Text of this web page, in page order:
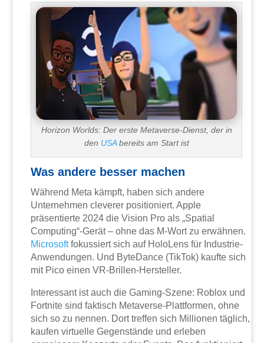
Horizon Worlds: Der erste Metaverse-Dienst, der in
den USAbereits am Start ist
Was andere besser machen
Während Meta kämpft, haben sich andere
Unternehmen cleverer positioniert. Apple
präsentierte 2024 die Vision Pro als „Spatial
Computing“-Gerät – ohne das M-Wort zu erwähnen.
Microsoftfokussiert sich auf HoloLens für Industrie-
Anwendungen. Und ByteDance (TikTok) kaufte sich
mit Pico einen VR-Brillen-Hersteller.
Interessant ist auch die Gaming-Szene: Roblox und
Fortnite sind faktisch Metaverse-Plattformen, ohne
sich so zu nennen. Dort treffen sich Millionen täglich,
kaufen virtuelle Gegenstände und erleben